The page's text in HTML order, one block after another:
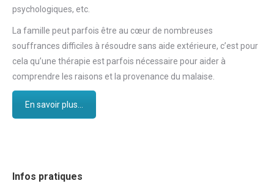
psychologiques, etc.
La famille peut parfois être au cœur de nombreuses
souffrances difficiles à résoudre sans aide extérieure, c’est pour
cela qu’une thérapie est parfois nécessaire pour aider à
comprendre les raisons et la provenance du malaise.
En savoir plus...
Infos pratiques